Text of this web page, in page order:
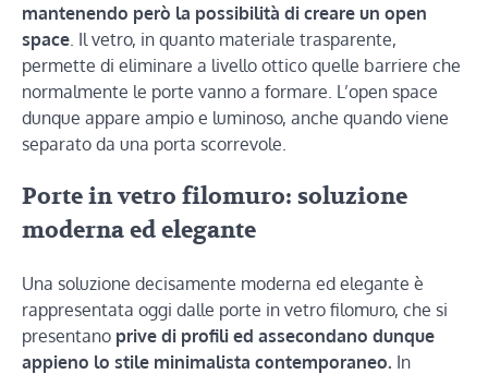
mantenendo però la possibilità di creare un open
space. Il vetro, in quanto materiale trasparente,
permette di eliminare a livello ottico quelle barriere che
normalmente le porte vanno a formare. L’open space
dunque appare ampio e luminoso, anche quando viene
separato da una porta scorrevole.
Porte in vetro filomuro: soluzione
moderna ed elegante
Una soluzione decisamente moderna ed elegante è
rappresentata oggi dalle porte in vetro filomuro, che si
presentano prive di profili ed assecondano dunque
appieno lo stile minimalista contemporaneo. In